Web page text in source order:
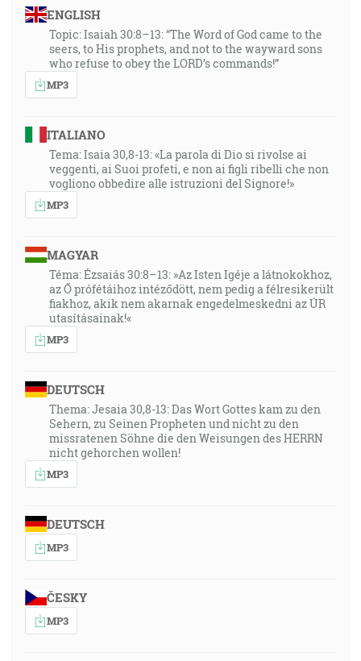
ENGLISH
Topic: Isaiah 30:8–13: “The Word of God came to the
seers, to His prophets, and not to the wayward sons
who refuse to obey the LORD’s commands!”
MP3
ITALIANO
Tema: Isaia 30,8-13: «La parola di Dio si rivolse ai
veggenti, ai Suoi profeti, e non ai figli ribelli che non
vogliono obbedire alle istruzioni del Signore!»
MP3
MAGYAR
Téma: Ézsaiás 30:8–13: »Az Isten Igéje a látnokokhoz,
az Ő prófétáihoz intéződött, nem pedig a félresikerült
fiakhoz, akik nem akarnak engedelmeskedni az ÚR
utasításainak!«
MP3
DEUTSCH
Thema: Jesaia 30,8-13: Das Wort Gottes kam zu den
Sehern, zu Seinen Propheten und nicht zu den
missratenen Söhne die den Weisungen des HERRN
nicht gehorchen wollen!
MP3
DEUTSCH
MP3
ČESKY
MP3